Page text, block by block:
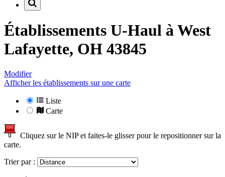
Établissements U-Haul à West
Lafayette, OH 43845
Modifier
Afficher les établissements sur une carte
Liste
Carte
Cliquez sur le NIP et faites-le glisser pour le repositionner sur la
carte.
Trier par :